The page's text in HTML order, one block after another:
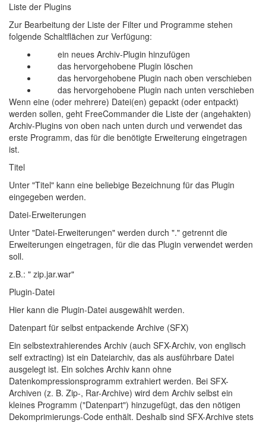
Liste der Plugins
Zur Bearbeitung der Liste der Filter und Programme stehen
folgende Schaltflächen zur Verfügung:
ein neues Archiv-Plugin hinzufügen
das hervorgehobene Plugin löschen
das hervorgehobene Plugin nach oben verschieben
das hervorgehobene Plugin nach unten verschieben
Wenn eine (oder mehrere) Datei(en) gepackt (oder entpackt)
werden sollen, geht FreeCommander die Liste der (angehakten)
Archiv-Plugins von oben nach unten durch und verwendet das
erste Programm, das für die benötigte Erweiterung eingetragen
ist.
Titel
Unter "Titel" kann eine beliebige Bezeichnung für das Plugin
eingegeben werden.
Datei-Erweiterungen
Unter "Datei-Erweiterungen" werden durch "." getrennt die
Erweiterungen eingetragen, für die das Plugin verwendet werden
soll.
z.B.: " zip.jar.war"
Plugin-Datei
Hier kann die Plugin-Datei ausgewählt werden.
Datenpart für selbst entpackende Archive (SFX)
Ein selbstextrahierendes Archiv (auch SFX-Archiv, von englisch
self extracting) ist ein Dateiarchiv, das als ausführbare Datei
ausgelegt ist. Ein solches Archiv kann ohne
Datenkompressionsprogramm extrahiert werden. Bei SFX-
Archiven (z. B. Zip-, Rar-Archive) wird dem Archiv selbst ein
kleines Programm ("Datenpart") hinzugefügt, das den nötigen
Dekomprimierungs-Code enthält. Deshalb sind SFX-Archive stets